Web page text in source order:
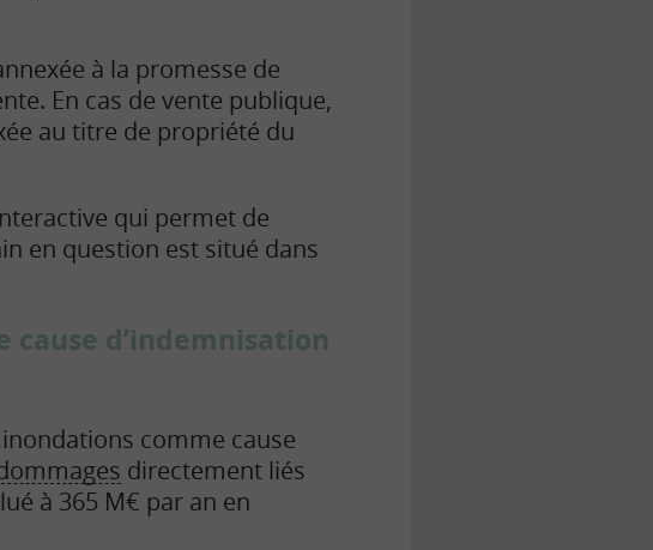
à la promesse de
En cas de vente publique,
au titre de propriété du
qui permet de
en question est situé dans
cause d’indemnisation
comme cause
directement liés
à 365 M€ par an en